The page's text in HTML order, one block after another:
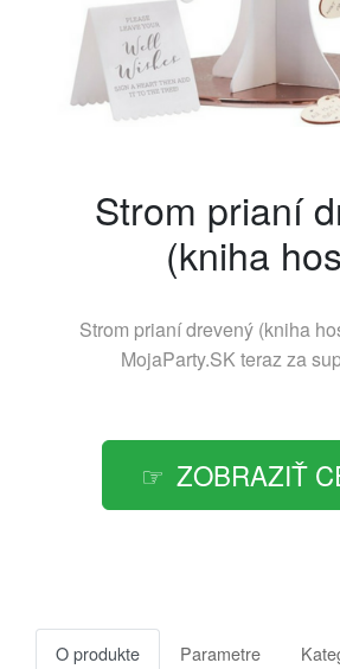
Strom prianí
(kniha
Strom prianí drevený (kniha
MojaParty.SKteraz za
ZOBRAZIŤ
O produkte Parametre